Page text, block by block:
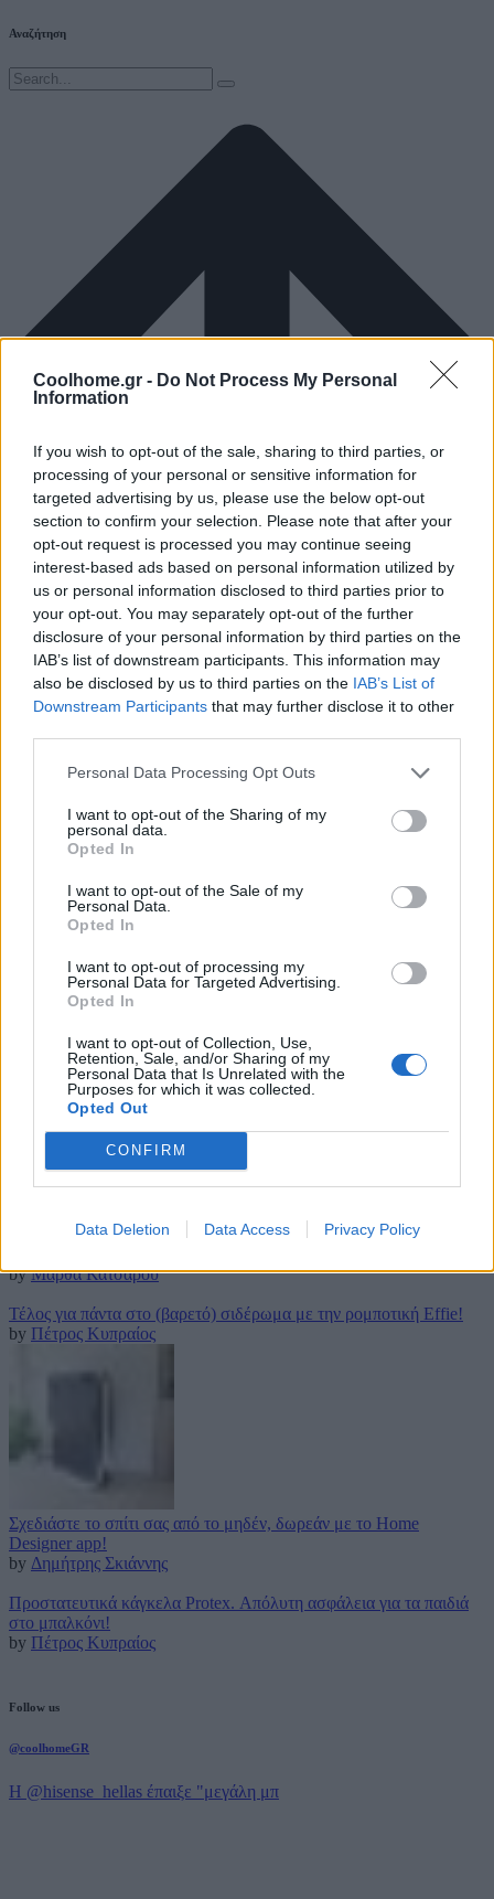
Coolhome.gr - Do Not Process My Personal
Information
If you wish to opt-out of the sale, sharing to third parties, or
processing of your personal or sensitive information for
targeted advertising by us, please use the below opt-out
section to confirm your selection. Please note that after your
opt-out request is processed you may continue seeing
interest-based ads based on personal information utilized by
us or personal information disclosed to third parties prior to
your opt-out. You may separately opt-out of the further
disclosure of your personal information by third parties on the
IAB’s list of downstream participants. This information may
also be disclosed by us to third parties on the IAB’s List of
Downstream Participants that may further disclose it to other
Personal Data Processing Opt Outs
I want to opt-out of the Sharing of my
personal data.
Opted In
I want to opt-out of the Sale of my
Personal Data.
Opted In
I want to opt-out of processing my
Personal Data for Targeted Advertising.
Opted In
I want to opt-out of Collection, Use,
Retention, Sale, and/or Sharing of my
Personal Data that Is Unrelated with the
Purposes for which it was collected.
Opted Out
CONFIRM
Data Deletion Data Access Privacy Policy
Αναζήτηση
Ετικέτα:Candia
την Μεσόγειο πιο κοντά από ποτέ!
Λεωφόρο Ποσειδώνος 46 στον Άλιμο, άνοιξε επίσημα τις πόρτες
INDOOR DECO,ΥΠΝΟΔΩΜΑΤΙΟ,
καμπάνια!
Με ανανεωμένο λογότυπο & νέα υπόσχεση, η εταιρεία στρωμάτων
CANDIA, λάνσαρε την Τρίτη 5 Σεπτεμβρίου νέα διαφημιστική
καμπάνια …
13 Σεπτεμβρίου 2017
byΜάρθα Κατσαρού
Τέλος για πάντα στο (βαρετό) σιδέρωμα με την ρομποτική Effie!
by Πέτρος Κυπραίος
Σχεδιάστε το σπίτι σας από το μηδέν, δωρεάν με το Home
Designer app!
by Δημήτρης Σκιάννης
Προστατευτικά κάγκελα Protex. Απόλυτη ασφάλεια για τα παιδιά
στο μπαλκόνι!
by Πέτρος Κυπραίος
Follow us
@coolhomeGR
Η @hisense_hellas έπαιξε "μεγάλη μπ